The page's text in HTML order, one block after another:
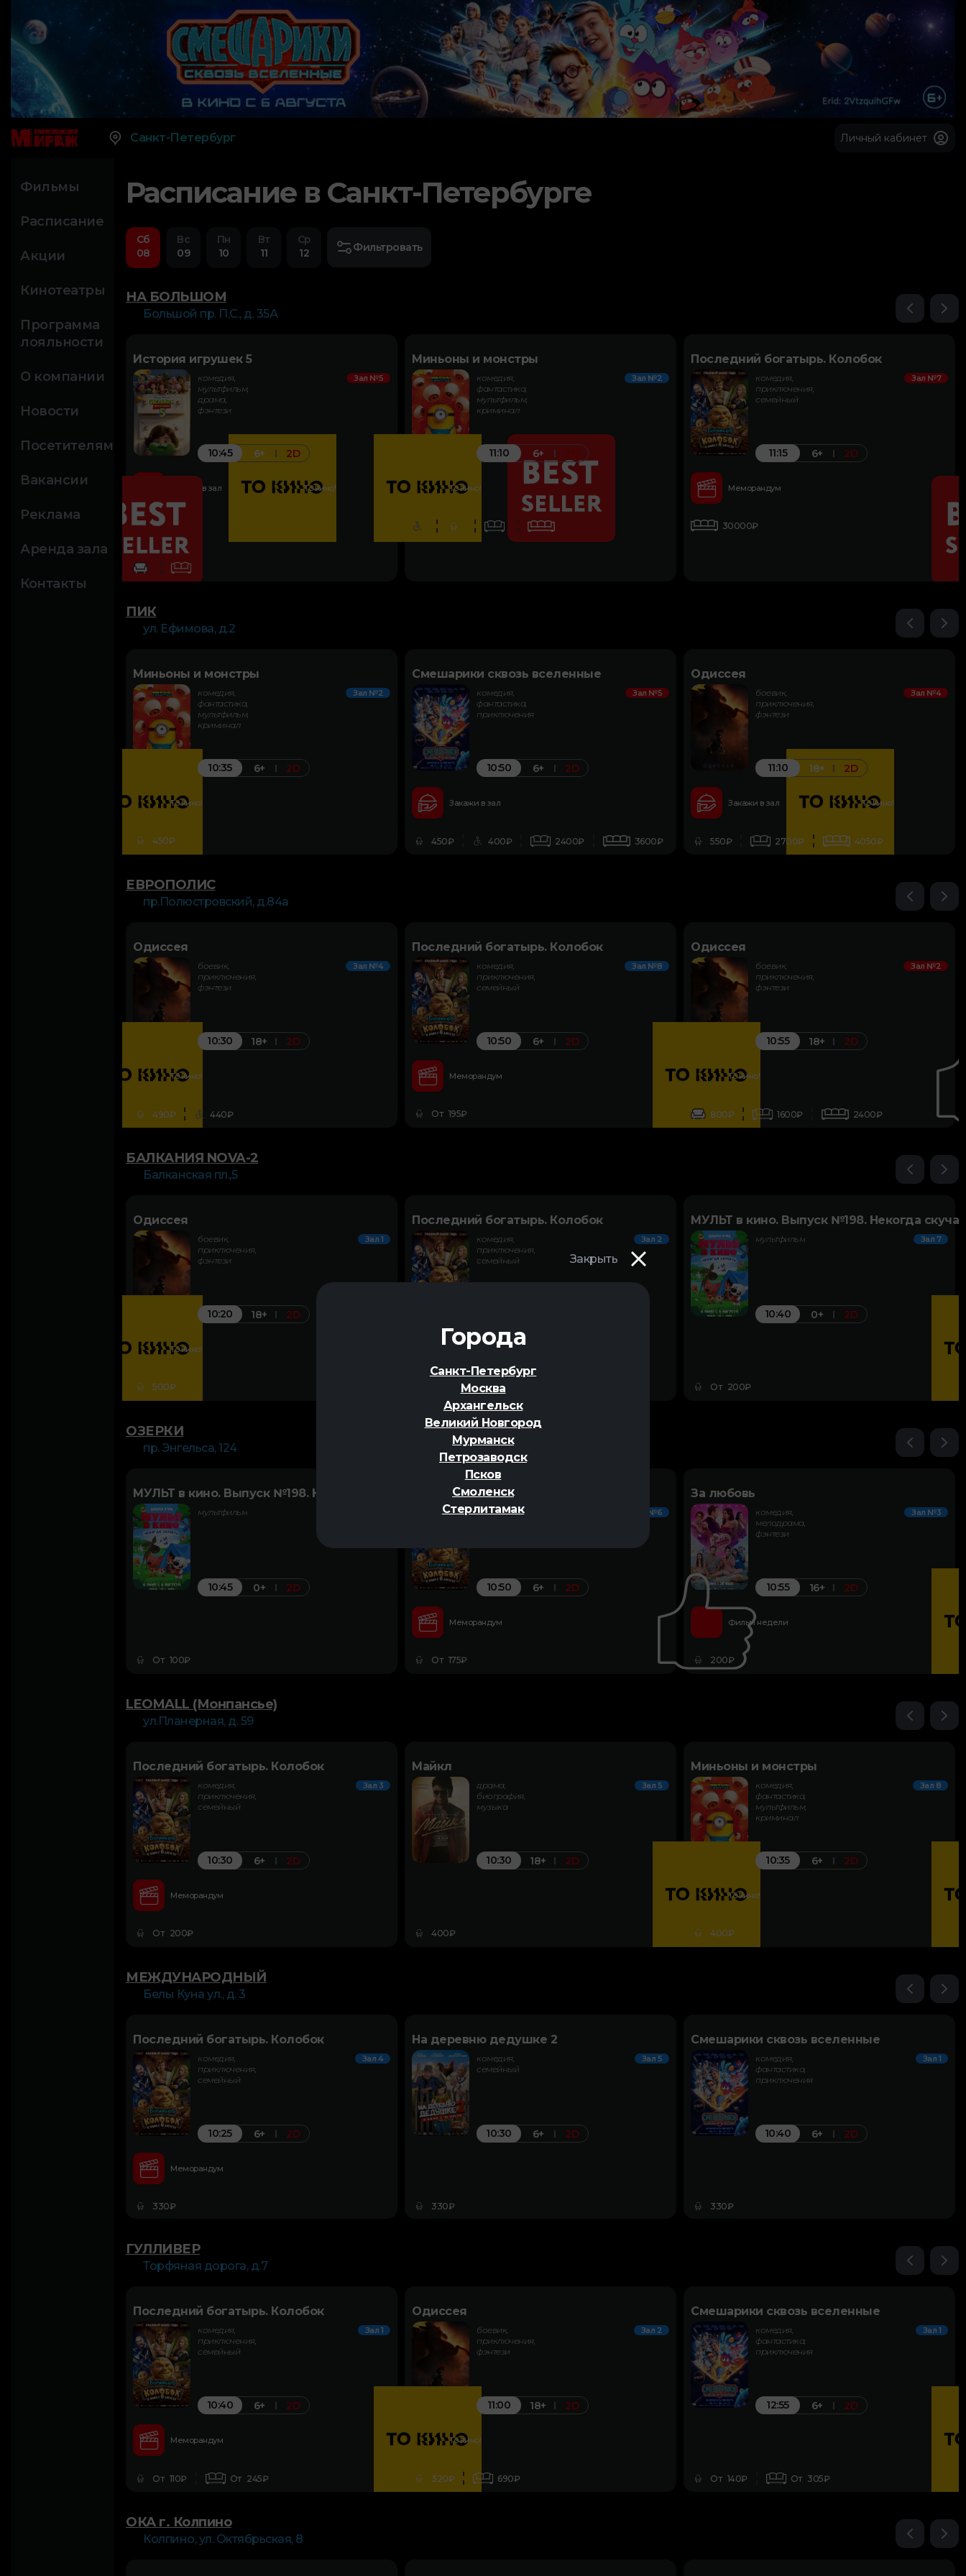
Закрыть
Города
Санкт-Петербург
Москва
Архангельск
Великий Новгород
Мурманск
Петрозаводск
Псков
Смоленск
Стерлитамак
Санкт-Петербург Личный кабинет
Фильмы
Расписание
Акции
Кинотеатры
Программа
лояльности
О компании
Новости
Посетителям
Вакансии
Реклама
Аренда зала
Контакты
Расписание в Санкт-Петербурге
Сб
08
Вс
09
Пн
10
Вт
11
Ср
12
Фильтровать
НА БОЛЬШОМ
Большой пр. П.С., д. 35А
История игрушек 5
комедия,
мультфильм,
драма,
фэнтези
Зал №5
10:45 6+ 2D
Закажи в зал То Кино!
Миньоны и монстры
комедия,
фантастика,
мультфильм,
криминал
Зал №2
11:10 6+
То Кино!
Последний богатырь. Колобок
комедия,
приключения,
семейный
Зал №7
11:15 6+ 2D
Меморандум
30000₽
ПИК
ул. Ефимова, д.2
Миньоны и монстры
комедия,
фантастика,
мультфильм,
криминал
Зал №2
10:35 6+ 2D
То Кино!
450₽
Смешарики сквозь вселенные
комедия,
фантастика,
приключения
Зал №5
10:50 6+ 2D
Закажи в зал
450₽ 400₽ 2400₽ 3600₽
Одиссея
боевик,
приключения,
фэнтези
Зал №4
11:10 18+ 2D
Закажи в зал То Кино!
550₽ 2700₽ 4050₽
ЕВРОПОЛИС
пр.Полюстровский, д.84а
Одиссея
боевик,
приключения,
фэнтези
Зал №4
10:30 18+ 2D
То Кино!
490₽ 440₽
Последний богатырь. Колобок
комедия,
приключения,
семейный
Зал №8
10:50 6+ 2D
Меморандум
От 195₽
Одиссея
боевик,
приключения,
фэнтези
Зал №2
10:55 18+ 2D
То Кино!
800₽ 1600₽ 2400₽
БАЛКАНИЯ NOVA-2
Балканская пл.,5
Одиссея
боевик,
приключения,
фэнтези
Зал 1
10:20 18+ 2D
То Кино!
500₽
Последний богатырь. Колобок
комедия,
приключения,
семейный
Зал 2
Меморандум
От 200₽
МУЛЬТ в кино. Выпуск №198. Некогда
мультфильм Зал 7
10:40 0+ 2D
От 200₽
ОЗЕРКИ
пр. Энгельса, 124
МУЛЬТ в кино. Выпуск №198. Некогда скучать
мультфильм
10:45 0+ 2D
От 100₽
Последний богатырь. Колобок
комедия,
Зал №6
10:50 6+ 2D
Меморандум
От 175₽
За любовь
комедия,
мелодрама,
фэнтези
Зал №3
10:55 16+ 2D
Фильм недели
200₽
LEOMALL (Монпансье)
ул.Планерная, д. 59
Последний богатырь. Колобок
комедия,
приключения,
семейный
Зал 3
10:30 6+ 2D
Меморандум
От 200₽
Майкл
драма,
биография,
музыка
Зал 5
10:30 18+ 2D
400₽
Миньоны и монстры
комедия,
фантастика,
мультфильм,
криминал
Зал 8
10:35 6+ 2D
То Кино!
400₽
МЕЖДУНАРОДНЫЙ
Белы Куна ул., д. 3
Последний богатырь. Колобок
комедия,
приключения,
семейный
Зал 4
10:25 6+ 2D
Меморандум
330₽
На деревню дедушке 2
комедия,
семейный
Зал 5
10:30 6+ 2D
330₽
Смешарики сквозь вселенные
комедия,
фантастика,
приключения
Зал 1
10:40 6+ 2D
330₽
ГУЛЛИВЕР
Торфяная дорога, д.7
Последний богатырь. Колобок
комедия,
приключения,
семейный
Зал 1
10:40 6+ 2D
Меморандум
От 110₽ От 245₽
Одиссея
боевик,
приключения,
фэнтези
Зал 2
11:00 18+ 2D
То Кино!
320₽ 690₽
Смешарики сквозь вселенные
комедия,
фантастика,
приключения
Зал 1
12:55 6+ 2D
От 140₽ От 305₽
ОКА г. Колпино
Колпино, ул. Октябрьская, 8